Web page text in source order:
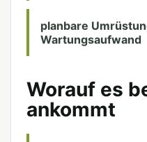
planbare
Wartungsaufwand
Worauf es
ankommt